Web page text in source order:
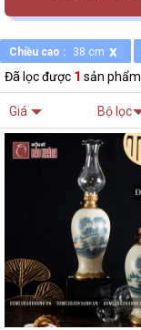
Chiều cao : 38 cm x
Đã lọc được 1 sản phẩm
Giá Bộ lọc